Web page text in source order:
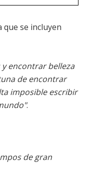
que se incluyen
encontrar belleza
de encontrar
imposible escribir
.
de gran